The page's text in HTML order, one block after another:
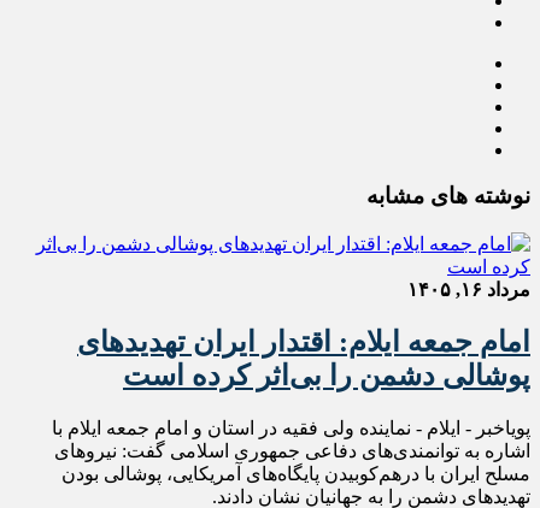
نوشته های مشابه
مرداد ۱۶, ۱۴۰۵
امام جمعه ایلام: اقتدار ایران تهدیدهای
پوشالی دشمن را بی‌اثر کرده است
پویاخبر - ایلام - نماینده ولی فقیه در استان و امام جمعه ایلام با
اشاره به توانمندی‌های دفاعی جمهوری اسلامی گفت: نیروهای
مسلح ایران با درهم‌کوبیدن پایگاه‌های آمریکایی، پوشالی بودن
تهدیدهای دشمن را به جهانیان نشان دادند.